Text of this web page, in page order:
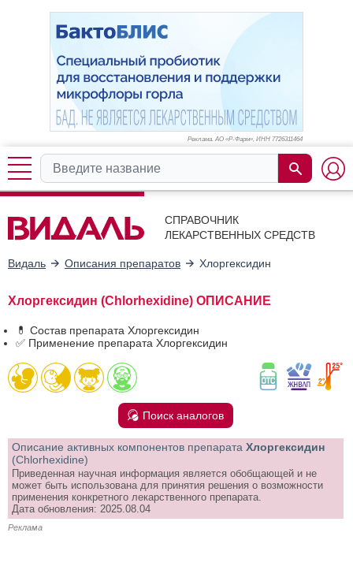
Реклама. АО «Р-Фарм», ИНН 7726311464
СПРАВОЧНИК
ЛЕКАРСТВЕННЫХ СРЕДСТВ
Видаль Описания препаратов Хлоргексидин
Хлоргексидин (Chlorhexidine) ОПИСАНИЕ
💊 Состав препарата Хлоргексидин
✅ Применение препарата Хлоргексидин
Поиск аналогов
Описание активных компонентов препарата Хлоргексидин
(Chlorhexidine)
Приведенная научная информация является обобщающей и не
может быть использована для принятия решения о возможности
применения конкретного лекарственного препарата.
Дата обновления: 2025.08.04
Реклама